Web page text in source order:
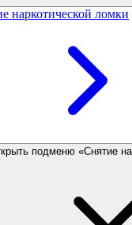
наркотической ломки
подменю «Снятие